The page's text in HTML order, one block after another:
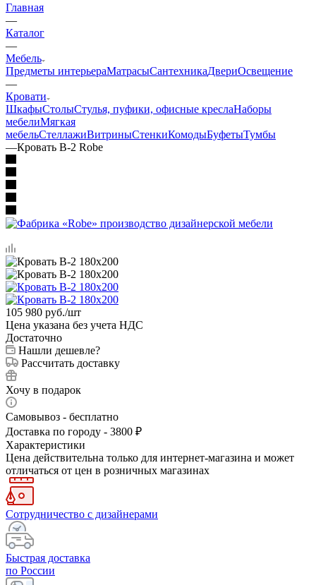
Главная
—
Каталог
—
Мебель
Предметы интерьераМатрасыСантехникаДвериОсвещение
—
Кровати
ШкафыСтолыСтулья, пуфики, офисные креслаНаборы
мебелиМягкая
мебельСтеллажиВитриныСтенкиКомодыБуфетыТумбы
—Кровать В-2 Robe
105 980 руб./шт
Цена указана без учета НДС
Достаточно
Нашли дешевле?
Рассчитать доставку
Хочу в подарок
Самовывоз - бесплатно
Доставка по городу - 3800 ₽
Характеристики
Цена действительна только для интернет-магазина и может
отличаться от цен в розничных магазинах
Сотрудничество с дизайнерами
Быстрая доставка
по России